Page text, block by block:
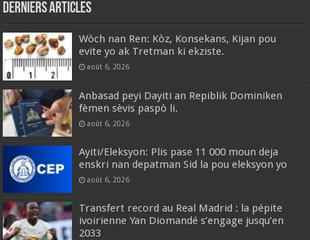
Derniers articles
Wòch nan Ren: Kòz, Konsekans, Kijan pou
evite yo ak Tretman ki ekziste.
août 6, 2026
Anbasad peyi Dayiti an Repiblik Dominiken
fèmen sèvis paspò li.
août 6, 2026
Ayiti/Eleksyon: Plis pase 11 000 moun deja
enskri nan depatman Sid la pou eleksyon yo
août 6, 2026
Transfert record au Real Madrid : la pépite
ivoirienne Yan Diomandé s’engage jusqu’en
2033